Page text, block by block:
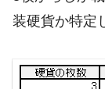
装硬貨か特定